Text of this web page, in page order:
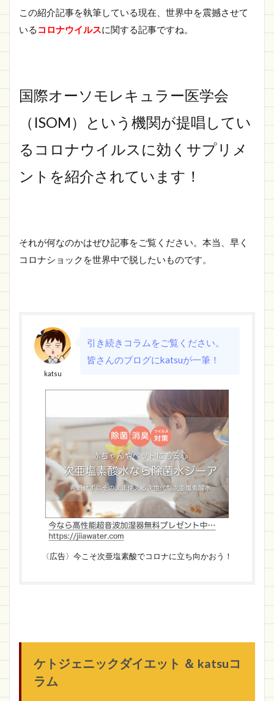
この紹介記事を執筆している現在、世界中を震撼させて
いる コロナウイルスに関する記事ですね。
国際オーソモレキュラー医学会
（ISOM）という機関が提唱してい
るコロナウイルスに効くサプリメ
ントを紹介されています！
それが何なのかはぜひ記事をご覧ください。本当、早く
コロナショックを世界中で脱したいものです。
katsu
引き続きコラムをご覧ください。
皆さんのブログにkatsuが一筆！
〈広告〉今こそ次亜塩素酸でコロナに立ち向かおう！
ケトジェニックダイエット ＆ katsuコ
ラム